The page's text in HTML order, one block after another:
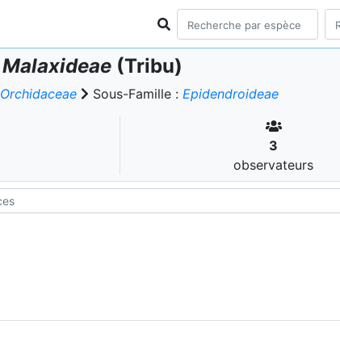
Malaxideae (Tribu)
Orchidaceae Sous-Famille : Epidendroideae
3
observateurs